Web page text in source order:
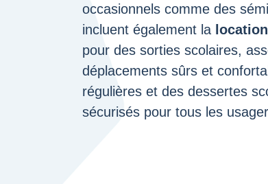
occasionnels comme des
incluent également la
pour des sorties scolaires,
déplacements sûrs et
régulières et des dessertes
sécurisés pour tous les